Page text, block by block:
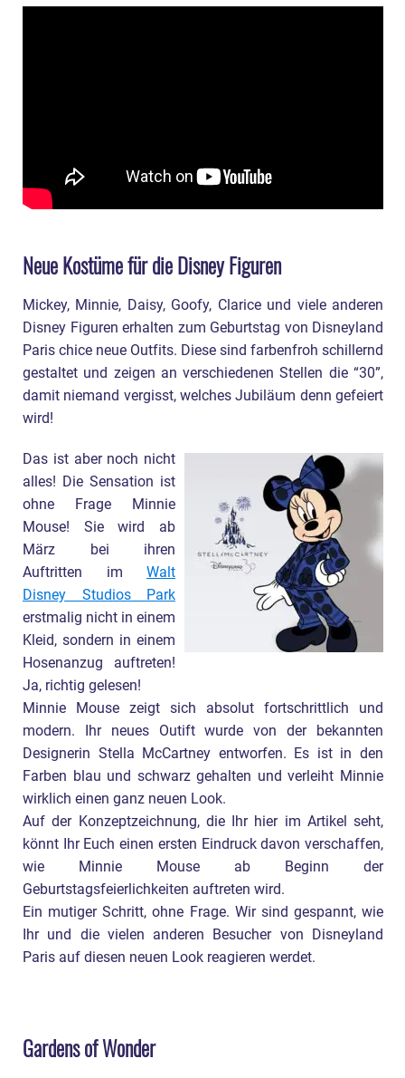
Neue Kostüme für die Disney Figuren
Mickey, Minnie, Daisy, Goofy, Clarice und viele anderen
Disney Figuren erhalten zum Geburtstag von Disneyland
Paris chice neue Outfits. Diese sind farbenfroh schillernd
gestaltet und zeigen an verschiedenen Stellen die “30”,
damit niemand vergisst, welches Jubiläum denn gefeiert
wird!
Das ist aber noch nicht
alles! Die Sensation ist
ohne Frage Minnie
Mouse! Sie wird ab
März bei ihren
Auftritten im Walt
Disney Studios Park
erstmalig nicht in einem
Kleid, sondern in einem
Hosenanzug auftreten!
Ja, richtig gelesen!
Minnie Mouse zeigt sich absolut fortschrittlich und
modern. Ihr neues Outift wurde von der bekannten
Designerin Stella McCartney entworfen. Es ist in den
Farben blau und schwarz gehalten und verleiht Minnie
wirklich einen ganz neuen Look.
Auf der Konzeptzeichnung, die Ihr hier im Artikel seht,
könnt Ihr Euch einen ersten Eindruck davon verschaffen,
wie Minnie Mouse ab Beginn der
Geburtstagsfeierlichkeiten auftreten wird.
Ein mutiger Schritt, ohne Frage. Wir sind gespannt, wie
Ihr und die vielen anderen Besucher von Disneyland
Paris auf diesen neuen Look reagieren werdet.
Gardens of Wonder